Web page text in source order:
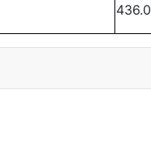
436.0